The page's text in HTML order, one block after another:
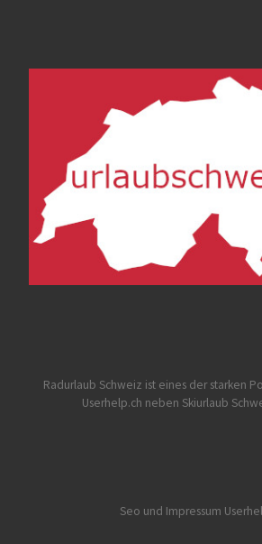
Radurlaub Schweiz ist eines der starken
Userhelp.ch neben Skiurlaub
Seo und Impressum